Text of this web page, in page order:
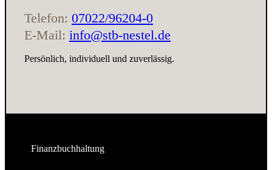
Telefon: 07022/96204-0
E-Mail: info@stb-nestel.de
Persönlich, individuell und zuverlässig.
Finanzbuchhaltung